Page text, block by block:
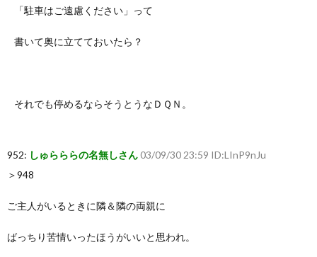
「駐車はご遠慮ください」って
書いて奥に立てておいたら？
それでも停めるならそうとうなＤＱＮ。
952: しゅらららの名無しさん03/09/30 23:59 ID:LInP9nJu
＞948
ご主人がいるときに隣＆隣の両親に
ばっちり苦情いったほうがいいと思われ。